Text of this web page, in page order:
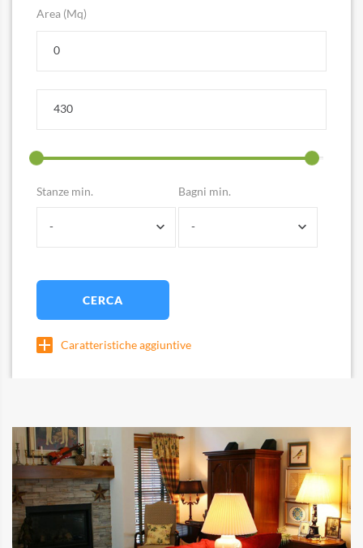
Area (Mq)
Stanze min.
-
Bagni min.
-
CERCA
Caratteristiche aggiuntive